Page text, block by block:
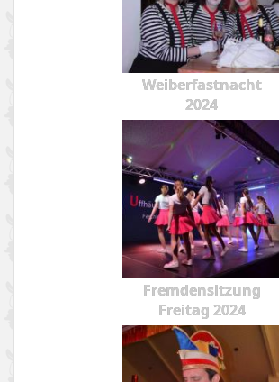
Weiberfastnacht
2024
Fremdensitzung
Freitag 2024